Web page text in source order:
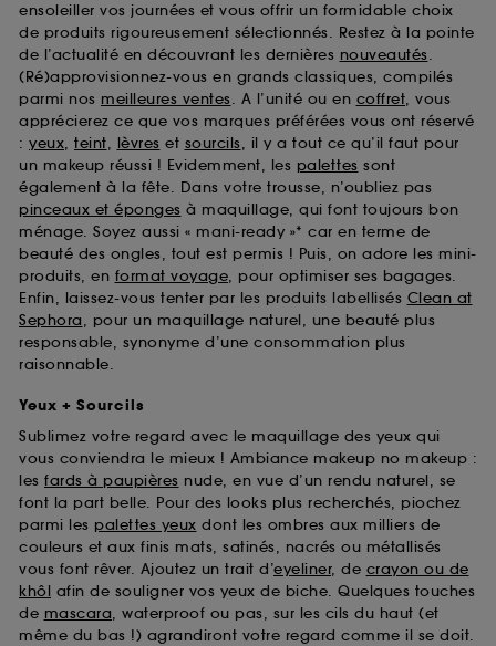
ensoleiller vos journées et vous offrir un formidable choix
de produits rigoureusement sélectionnés. Restez à la pointe
de l’actualité en découvrant les dernières nouveautés.
(Ré)approvisionnez-vous en grands classiques, compilés
parmi nos meilleures ventes. A l’unité ou en coffret, vous
apprécierez ce que vos marques préférées vous ont réservé
: yeux, teint, lèvres et sourcils, il y a tout ce qu’il faut pour
un makeup réussi ! Evidemment, les palettes sont
également à la fête. Dans votre trousse, n’oubliez pas
pinceaux et éponges à maquillage, qui font toujours bon
ménage. Soyez aussi « mani-ready »* car en terme de
beauté des ongles, tout est permis ! Puis, on adore les mini-
produits, en format voyage, pour optimiser ses bagages.
Enfin, laissez-vous tenter par les produits labellisés Clean at
Sephora, pour un maquillage naturel, une beauté plus
responsable, synonyme d’une consommation plus
raisonnable.
Yeux + Sourcils
Sublimez votre regard avec le maquillage des yeux qui
vous conviendra le mieux ! Ambiance makeup no makeup :
les fards à paupières nude, en vue d’un rendu naturel, se
font la part belle. Pour des looks plus recherchés, piochez
parmi les palettes yeux dont les ombres aux milliers de
couleurs et aux finis mats, satinés, nacrés ou métallisés
vous font rêver. Ajoutez un trait d’eyeliner, de crayon ou de
khôl afin de souligner vos yeux de biche. Quelques touches
de mascara, waterproof ou pas, sur les cils du haut (et
même du bas !) agrandiront votre regard comme il se doit.